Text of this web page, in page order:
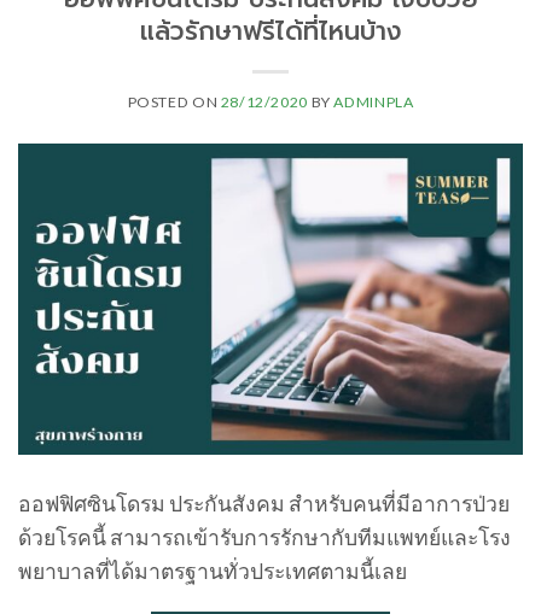
แล้วรักษาฟรีได้ที่ไหนบ้าง
POSTED ON 28/12/2020 BYADMINPLA
ออฟฟิศซินโดรม ประกันสังคม สำหรับคนที่มีอาการป่วย
ด้วยโรคนี้ สามารถเข้ารับการรักษากับทีมแพทย์และโรง
พยาบาลที่ได้มาตรฐานทั่วประเทศตามนี้เลย